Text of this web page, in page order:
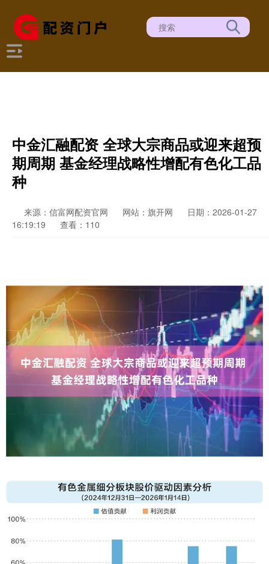
中金汇融配资 全球大宗商品或迎来超预
期周期 基金经理战略性增配有色化工品
种
来源：信富网配资官网 网站：旗开网
日期：2026-01-27
16:19:19
查看：110